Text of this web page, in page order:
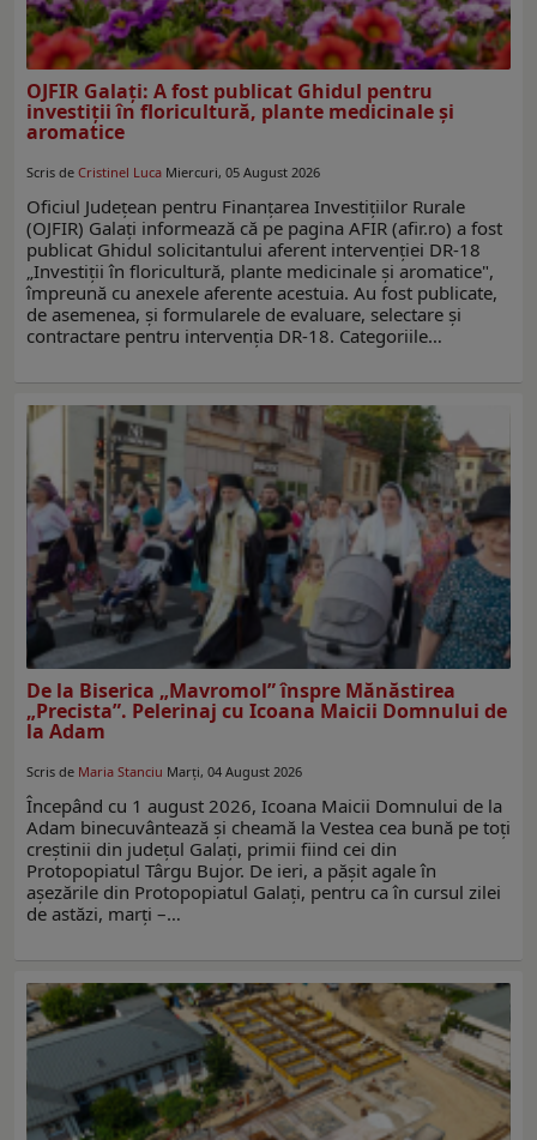
OJFIR Galați: A fost publicat Ghidul pentru
investiții în floricultură, plante medicinale și
aromatice
Scris de Cristinel Luca Miercuri, 05 August 2026
Oficiul Județean pentru Finanțarea Investițiilor Rurale
(OJFIR) Galați informează că pe pagina AFIR (afir.ro) a fost
publicat Ghidul solicitantului aferent intervenției DR-18
„Investiții în floricultură, plante medicinale și aromatice",
împreună cu anexele aferente acestuia. Au fost publicate,
de asemenea, și formularele de evaluare, selectare și
contractare pentru intervenția DR-18. Categoriile…
De la Biserica „Mavromol” înspre Mănăstirea
„Precista”. Pelerinaj cu Icoana Maicii Domnului de
la Adam
Scris de Maria Stanciu Marți, 04 August 2026
Începând cu 1 august 2026, Icoana Maicii Domnului de la
Adam binecuvântează și cheamă la Vestea cea bună pe toți
creștinii din județul Galați, primii fiind cei din
Protopopiatul Târgu Bujor. De ieri, a pășit agale în
așezările din Protopopiatul Galați, pentru ca în cursul zilei
de astăzi, marți –…